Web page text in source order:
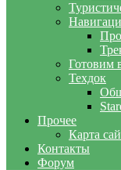
Готовим
Техдок
Прочее
Карта
Контакты
Форум